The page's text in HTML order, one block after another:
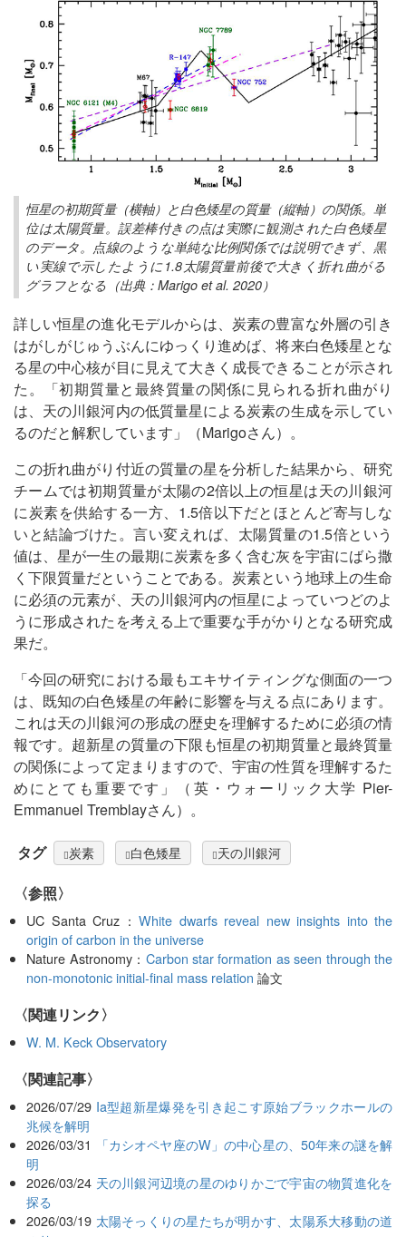
恒星の初期質量（横軸）と白色矮星の質量（縦軸）の関係。単
位は太陽質量。誤差棒付きの点は実際に観測された白色矮星
のデータ。点線のような単純な比例関係では説明できず、黒
い実線で示したように1.8太陽質量前後で大きく折れ曲がる
グラフとなる（出典：Marigo et al. 2020）
詳しい恒星の進化モデルからは、炭素の豊富な外層の引き
はがしがじゅうぶんにゆっくり進めば、将来白色矮星とな
る星の中心核が目に見えて大きく成長できることが示され
た。「初期質量と最終質量の関係に見られる折れ曲がり
は、天の川銀河内の低質量星による炭素の生成を示してい
るのだと解釈しています」（Marigoさん）。
この折れ曲がり付近の質量の星を分析した結果から、研究
チームでは初期質量が太陽の2倍以上の恒星は天の川銀河
に炭素を供給する一方、1.5倍以下だとほとんど寄与しな
いと結論づけた。言い変えれば、太陽質量の1.5倍という
値は、星が一生の最期に炭素を多く含む灰を宇宙にばら撒
く下限質量だということである。炭素という地球上の生命
に必須の元素が、天の川銀河内の恒星によっていつどのよ
うに形成されたを考える上で重要な手がかりとなる研究成
果だ。
「今回の研究における最もエキサイティングな側面の一つ
は、既知の白色矮星の年齢に影響を与える点にあります。
これは天の川銀河の形成の歴史を理解するために必須の情
報です。超新星の質量の下限も恒星の初期質量と最終質量
の関係によって定まりますので、宇宙の性質を理解するた
めにとても重要です」（英・ウォーリック大学 Pier-
Emmanuel Tremblayさん）。
タグ 炭素 白色矮星 天の川銀河
〈参照〉
UC Santa Cruz：White dwarfs reveal new insights into the
origin of carbon in the universe
Nature Astronomy： Carbon star formation as seen through the
non-monotonic initial-final mass relation 論文
〈関連リンク〉
W. M. Keck Observatory
関連記事
2026/07/29 Ia型超新星爆発を引き起こす原始ブラックホールの
兆候を解明
2026/03/31
「カシオペヤ座のW」の中心星の、50年来の謎を解
明
2026/03/24 天の川銀河辺境の星のゆりかごで宇宙の物質進化を
探る
2026/03/19 太陽そっくりの星たちが明かす、太陽系大移動の道